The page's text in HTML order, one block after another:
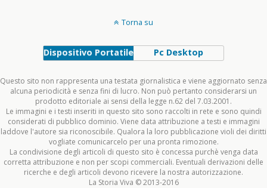
Torna su
Dispositivo Portatile Pc Desktop
Questo sito non rappresenta una testata giornalistica e viene aggiornato senza
alcuna periodicità e senza fini di lucro. Non può pertanto considerarsi un
prodotto editoriale ai sensi della legge n.62 del 7.03.2001.
Le immagini e i testi inseriti in questo sito sono raccolti in rete e sono quindi
considerati di pubblico dominio. Viene data attribuzione a testi e immagini
laddove l'autore sia riconoscibile. Qualora la loro pubblicazione violi dei diritti
vogliate comunicarcelo per una pronta rimozione.
La condivisione degli articoli di questo sito è concessa purchè venga data
corretta attribuzione e non per scopi commerciali. Eventuali derivazioni delle
ricerche e degli articoli devono ricevere la nostra autorizzazione.
La Storia Viva © 2013-2016